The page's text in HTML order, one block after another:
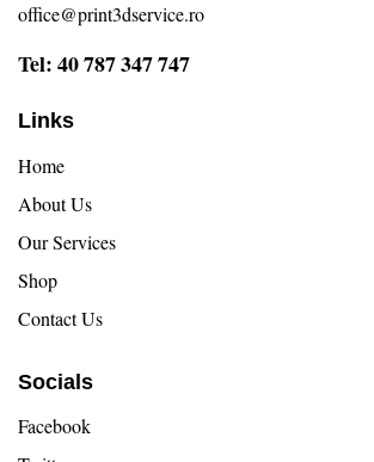
office@print3dservice.ro
Tel: 40 787 347 747
Links
Home
About Us
Our Services
Shop
Contact Us
Socials
Facebook